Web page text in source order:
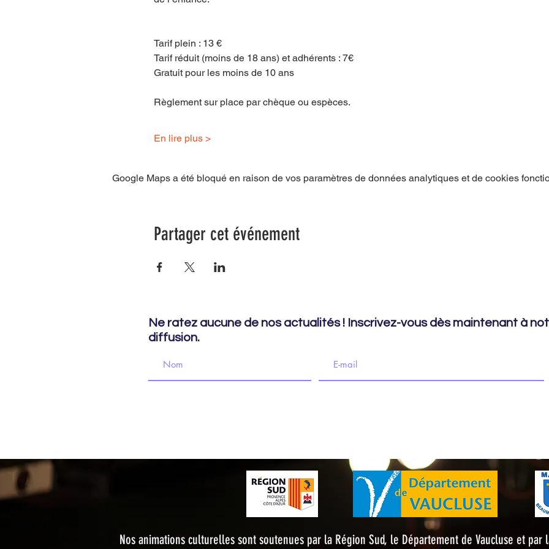
Tarif plein : 13 €
Tarif réduit (moins de 18 ans) et adhérents : 7€
Gratuit pour les moins de 10 ans
Règlement sur place par chèque ou espèces.
En lire plus >
Google Maps a été bloqué en raison de vos paramètres de données analytiques et de cookies
Partager cet événement
Ne ratez aucune de nos actualités ! Inscrivez-vous dès maintenant à
diffusion.
Nos animations culturelles sont soutenues par la Région Sud, le Département de Vaucluse et par